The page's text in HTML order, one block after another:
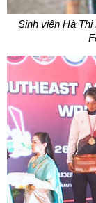
Sinh viên Hà